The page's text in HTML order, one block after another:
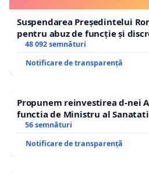
Suspendarea Președintelui
pentru abuz de funcție și
48 092 semnături
Notificare de transparență
Propunem reinvestirea d-nei
functia de Ministru al
56 semnături
Notificare de transparență